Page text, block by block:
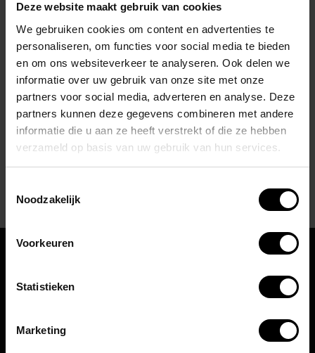
Deze website maakt gebruik van cookies
We gebruiken cookies om content en advertenties te
personaliseren, om functies voor social media te bieden
en om ons websiteverkeer te analyseren. Ook delen we
informatie over uw gebruik van onze site met onze
partners voor social media, adverteren en analyse. Deze
partners kunnen deze gegevens combineren met andere
informatie die u aan ze heeft verstrekt of die ze hebben
verzameld op basis van uw gebruik van hun services.
Noodzakelijk
Voorkeuren
Statistieken
Marketing
‘Met onzeuitgebreide
kennisen ervaring van
beton kunnen wij uw idee
omzetten in een product.‘
MEER OVER OOGINK TRILBETON
Oogink Trilbeton B.V.
Transportweg 3